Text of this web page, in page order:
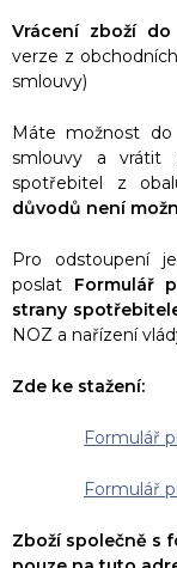
Vrácení zboží
verze z
smlouvy)
Máte možnost
smlouvy a vrátit
spotřebitel z
důvodů není
Pro odstoupení
poslat Formulář
strany
NOZ a nařízení
Zde ke stažení:
Formulář
Formulář
Zboží společně s